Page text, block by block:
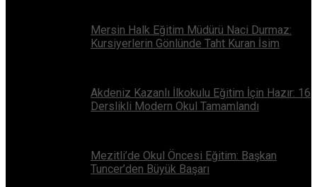
Mersin Halk Eğitim Müdürü Naci Durmaz:
Kursiyerlerin Gönlünde Taht Kuran İsim
Akdeniz Kazanlı İlkokulu Eğitim İçin Hazır: 16
Derslikli Modern Okul Tamamlandı
Mezitli’de Okul Öncesi Eğitim: Başkan
Tuncer’den Büyük Başarı